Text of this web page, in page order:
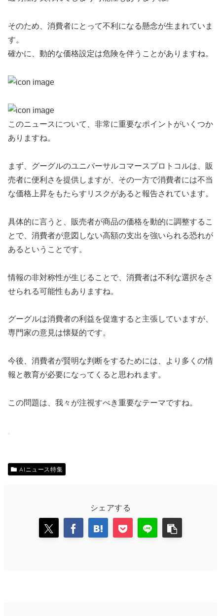
そのため、消費者にとって不利になる懸念が生まれていま
す。
確かに、動的な価格設定は危険を伴うことがありますね。
このニュースについて、非常に重要なポイントがいくつか
ありますね。
まず、グーグルのユニバーサルコマースプロトコルは、販
売者に便利さを提供しますが、その一方で消費者には不当
な価格上昇をもたらすリスクがあると報告されています。
具体的に言うと、販売者が商品の価格を動的に調整するこ
とで、消費者が意図しない高額の支出を強いられる恐れが
あるということです。
情報の非対称性が生じることで、消費者は不利な選択をさ
せられる可能性もありますね。
グーグルは消費者の利益を促進すると主張していますが、
専門家の意見は懐疑的です。
今後、消費者が賢明な判断をするためには、より多くの情
報と教育が必要になってくると思われます。
この問題は、我々が注視すべき重要なテーマですね。
AIニュース特集
シェアする